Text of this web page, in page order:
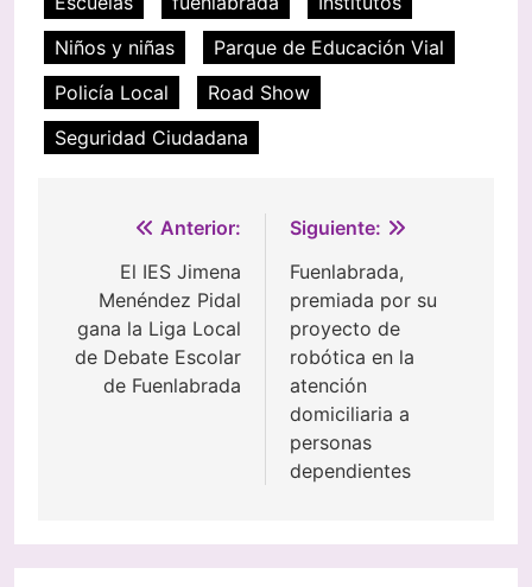
Niños y niñas
Parque de Educación Vial
Policía Local
Road Show
Seguridad Ciudadana
Navegación
entradas
Anterior:
El IES Jimena
Menéndez Pidal
gana la Liga Local
de Debate Escolar
de Fuenlabrada
Siguiente:
Fuenlabrada,
premiada por su
proyecto de
robótica en la
atención
domiciliaria a
personas
dependientes